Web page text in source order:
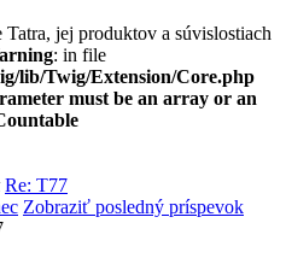
jej produktov a súvislostiach
: in file
lib/Twig/Extension/Core.php
must be an array or an
Re: T77
Zobraziť posledný príspevok